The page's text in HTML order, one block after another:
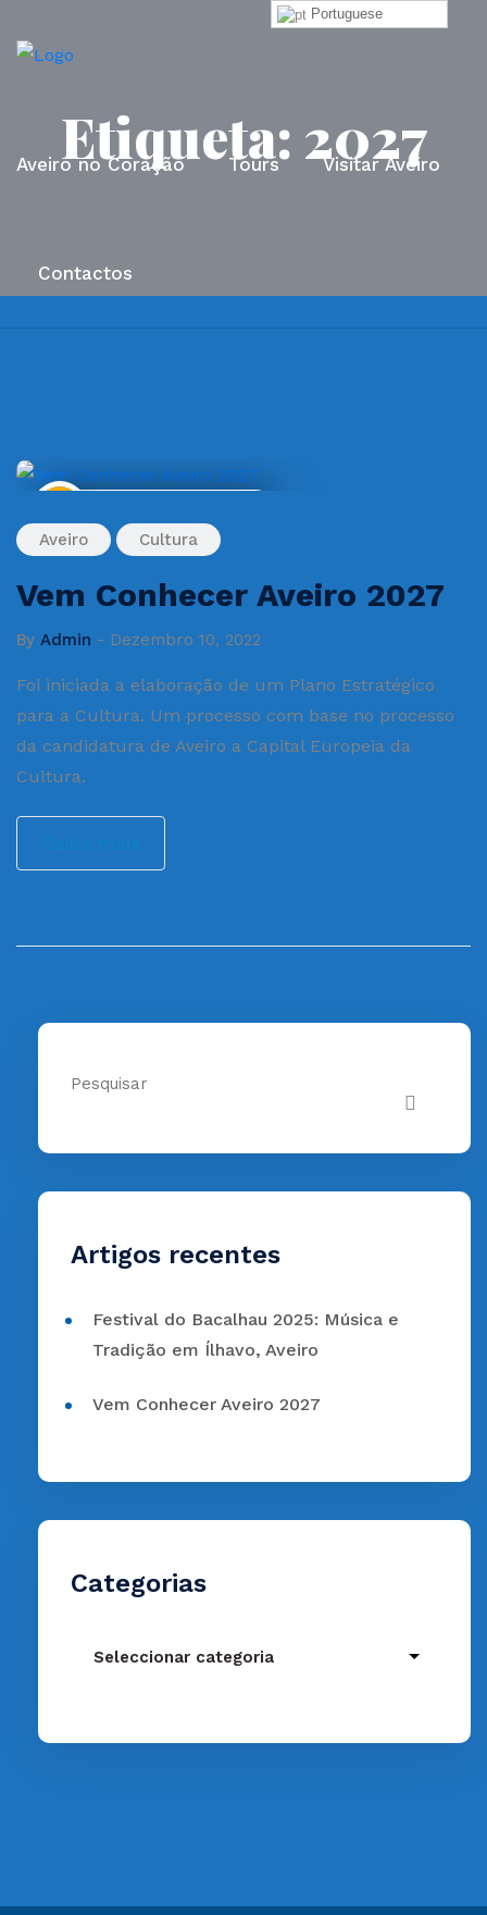
Aveiro no Coração Tours Visitar Aveiro
Contactos
Etiqueta: 2027
Aveiro
Cultura
Vem Conhecer Aveiro 2027
By Admin - Dezembro 10, 2022
Foi iniciada a elaboração de um Plano Estratégico
para a Cultura. Um processo com base no processo
da candidatura de Aveiro a Capital Europeia da
Cultura.
Artigos recentes
Festival do Bacalhau 2025: Música e
Tradição em Ílhavo, Aveiro
Vem Conhecer Aveiro 2027
Categorias
Portuguese